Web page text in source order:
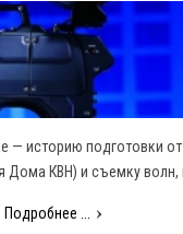
— историю подготовки
Дома КВН) и съемку
Подробнее ...